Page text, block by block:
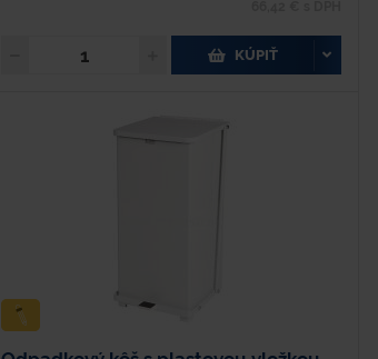
KÚPIŤ